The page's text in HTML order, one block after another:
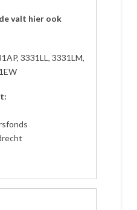
valt hier ook
3331LL, 3331LM,